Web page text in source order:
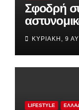
Σφοδρή
με
Σούνιο
ΚΥΡΙΑΚΉ, 9
LIFESTYLE